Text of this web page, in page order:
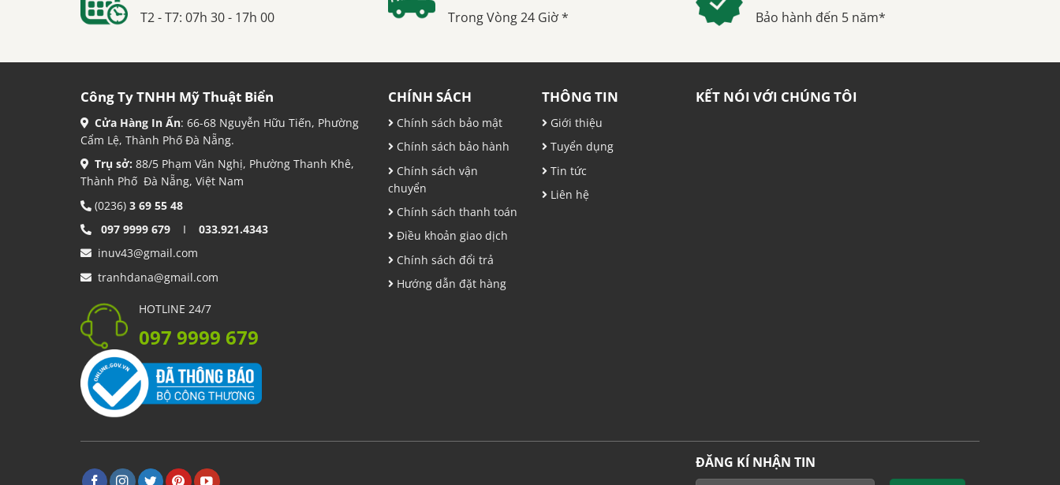
T2 - T7: 07h 30 - 17h 00 Trong Vòng 24 Giờ * Bảo hành đến 5 năm*
Công Ty TNHH Mỹ Thuật Biển
Cửa Hàng In Ấn: 66-68 Nguyễn Hữu Tiến, Phường
Cẩm Lệ, Thành Phố Đà Nẵng.
Trụ sở: 88/5 Phạm Văn Nghị, Phường Thanh Khê,
Thành Phố Đà Nẵng, Việt Nam
(0236) 3 69 55 48
097 9999 679 I 033.921.4343
inuv43@gmail.com
tranhdana@gmail.com
HOTLINE 24/7
097 9999 679
CHÍNH SÁCH
Chính sách bảo mật
Chính sách bảo hành
Chính sách vận
chuyển
Chính sách thanh toán
Điều khoản giao dịch
Chính sách đổi trả
Hướng dẫn đặt hàng
THÔNG TIN
Giới thiệu
Tuyển dụng
Tin tức
Liên hệ
KẾT NÓI VỚI CHÚNG TÔI
ĐĂNG KÍ NHẬN TIN